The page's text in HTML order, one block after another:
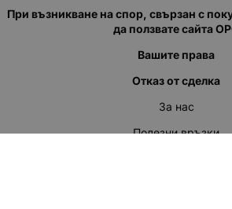
При възникване на спор, свързан с
да ползвате сайта
Вашите права
Отказ от сделка
За нас
Полезни връзки